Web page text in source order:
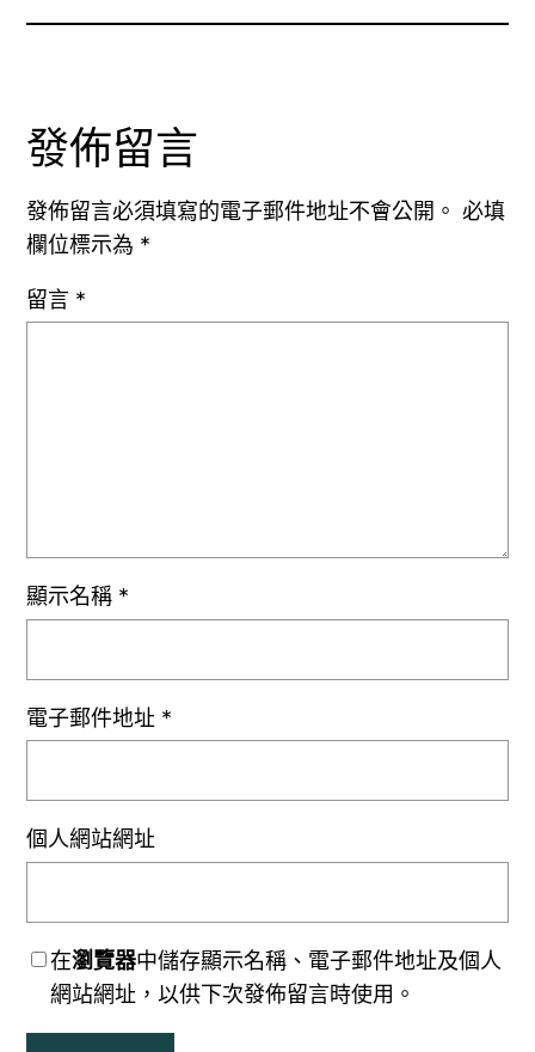
發佈留言
發佈留言必須填寫的電子郵件地址不會公開。 必填
欄位標示為 *
留言 *
顯示名稱 *
電子郵件地址 *
個人網站網址
在瀏覽器中儲存顯示名稱、電子郵件地址及個人
網站網址，以供下次發佈留言時使用。